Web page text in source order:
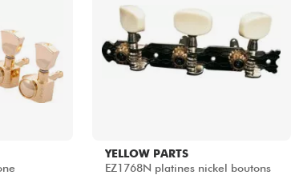
Marken an
YELLOW PARTS
EZ1768N platines nickel boutons